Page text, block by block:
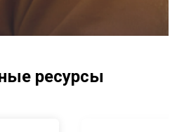
ресурсы